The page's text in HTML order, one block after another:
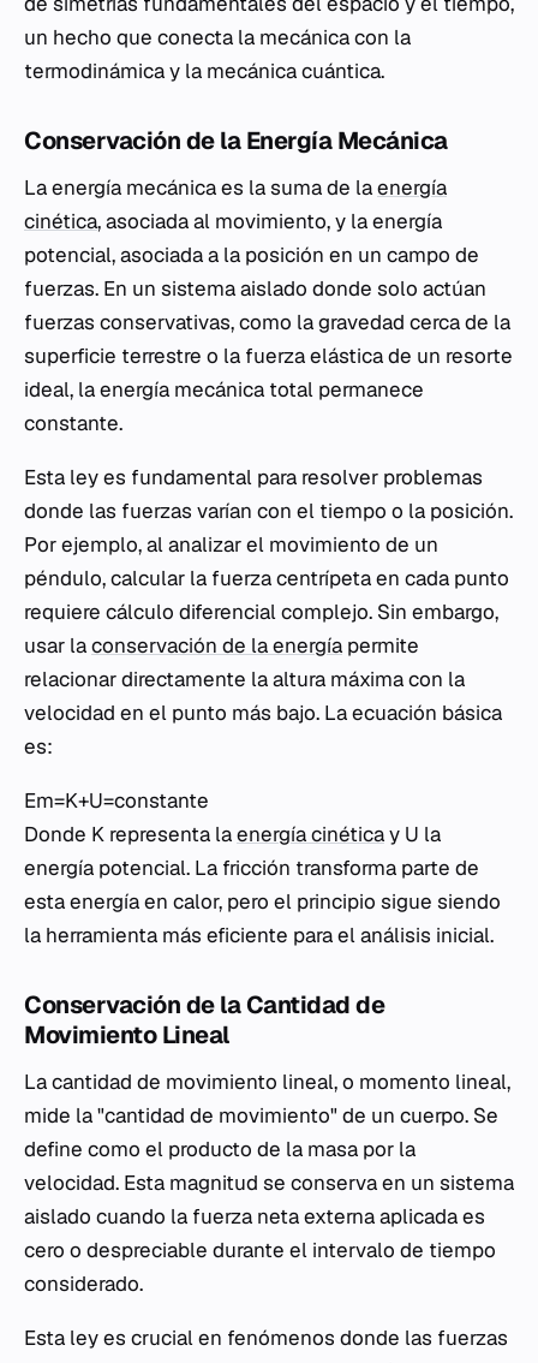
un hecho que conecta la mecánica con la
termodinámica y la mecánica cuántica.
Conservación de la Energía Mecánica
La energía mecánica es la suma de laenergía
cinética, asociada al movimiento, y la energía
potencial, asociada a la posición en un campo de
fuerzas. En un sistema aislado donde solo actúan
fuerzas conservativas, como la gravedad cerca de la
superficie terrestre o la fuerza elástica de un resorte
ideal, la energía mecánica total permanece
constante.
Esta ley es fundamental para resolver problemas
donde las fuerzas varían con el tiempo o la posición.
Por ejemplo, al analizar el movimiento de un
péndulo, calcular la fuerza centrípeta en cada punto
requiere cálculo diferencial complejo. Sin embargo,
usar laconservación de la energía permite
relacionar directamente la altura máxima con la
velocidad en el punto más bajo. La ecuación básica
es:
Em​=K+U=constante
Donde K representa laenergía cinéticay U la
energía potencial. La fricción transforma parte de
esta energía en calor, pero el principio sigue siendo
la herramienta más eficiente para el análisis inicial.
Conservación de la Cantidad de
Movimiento Lineal
La cantidad de movimiento lineal, o momento lineal,
mide la "cantidad de movimiento" de un cuerpo. Se
define como el producto de la masa por la
velocidad. Esta magnitud se conserva en un sistema
aislado cuando la fuerza neta externa aplicada es
cero o despreciable durante el intervalo de tiempo
considerado.
Esta ley es crucial en fenómenos donde las fuerzas